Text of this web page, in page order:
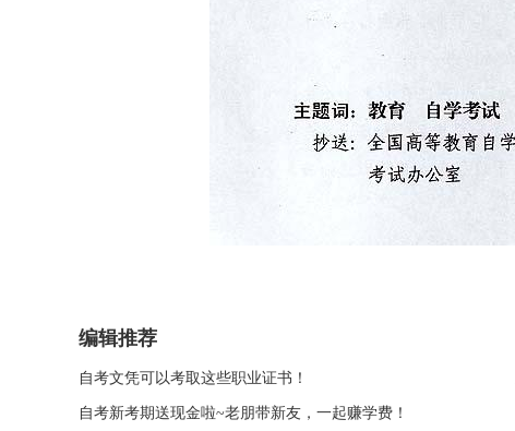
编辑推荐
自考文凭可以考取这些职业证书！
自考新考期送现金啦~老朋带新友，一起赚学费！